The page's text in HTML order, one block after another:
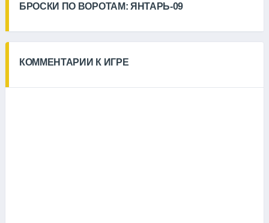
БРОСКИ ПО ВОРОТАМ: ЯНТАРЬ-09
КОММЕНТАРИИ К ИГРЕ